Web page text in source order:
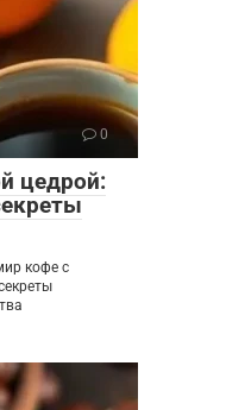
0
цедрой:
кофе с